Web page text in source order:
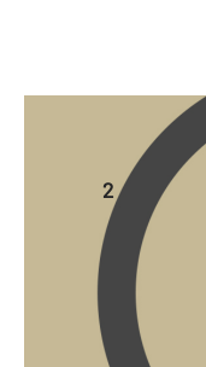
Restaurant à
2-
Ref: 10225181